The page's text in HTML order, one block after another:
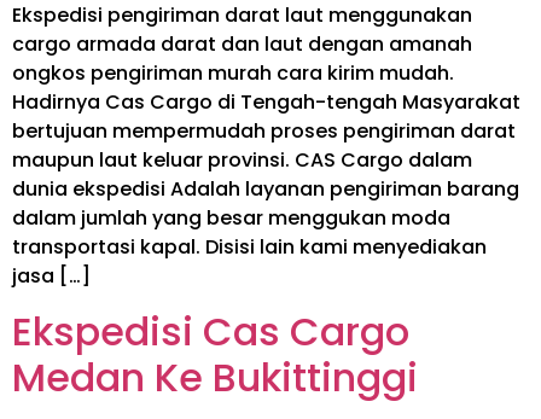
Ekspedisi pengiriman darat laut menggunakan
cargo armada darat dan laut dengan amanah
ongkos pengiriman murah cara kirim mudah.
Hadirnya Cas Cargo di Tengah-tengah Masyarakat
bertujuan mempermudah proses pengiriman darat
maupun laut keluar provinsi. CAS Cargo dalam
dunia ekspedisi Adalah layanan pengiriman barang
dalam jumlah yang besar menggukan moda
transportasi kapal. Disisi lain kami menyediakan
jasa […]
Ekspedisi Cas Cargo
Medan Ke Bukittinggi